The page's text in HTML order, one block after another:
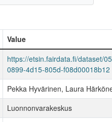
Value
https://etsin.fairdata.fi/dataset/
0899-4d15-805d-f08d00018b12
Pekka Hyvärinen, Laura
Luonnonvarakeskus